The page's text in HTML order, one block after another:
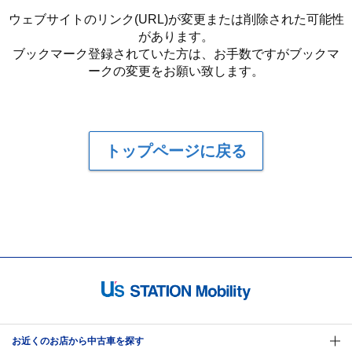
ウェブサイトのリンク(URL)が変更または削除された可能性
があります。
ブックマーク登録されていた方は、お手数ですがブックマ
ークの変更をお願い致します。
トップページに戻る
お近くのお店から中古車を探す